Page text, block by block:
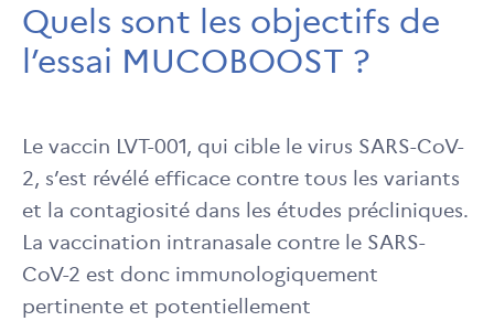
Quels sont les objectifs de
l’essai MUCOBOOST ?
Le vaccin LVT-001, qui cible le virus SARS-CoV-
2, s’est révélé efficace contre tous les variants
et la contagiosité dans les études précliniques.
La vaccination intranasale contre le SARS-
CoV-2 est donc immunologiquement
pertinente et potentiellement